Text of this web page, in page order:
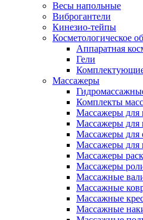
Весы напольные
Виброгантели
Кинезио-тейпы
Косметологическое
Аппаратная
Гели
Массажеры
Комплекты
Массажеры для
Массажеры для
Массажеры для
Массажеры для
Массажеры
Массажеры
Массажные
Массажные
Массажные
Массажные